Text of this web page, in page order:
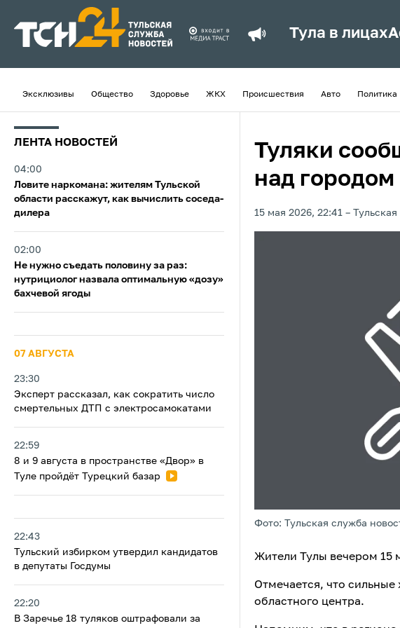
Тула в лицах
Эксклюзивы Общество Здоровье ЖКХ Происшествия Авто Политика
ЛЕНТА НОВОСТЕЙ
04:00
Ловите наркомана: жителям Тульской
области расскажут, как вычислить соседа-
дилера
02:00
Не нужно съедать половину за раз:
нутрициолог назвала оптимальную «дозу»
бахчевой ягоды
07 АВГУСТА
23:30
Эксперт рассказал, как сократить число
смертельных ДТП с электросамокатами
22:59
8 и 9 августа в пространстве «Двор» в
Туле пройдёт Турецкий базар
22:43
Тульский избирком утвердил кандидатов
в депутаты Госдумы
22:20
В Заречье 18 туляков оштрафовали за
Туляки
над
15 мая 2026, 22:41
Фото: Тульская служба
Жители Тулы вечером 15
Отмечается, что
областного центра.